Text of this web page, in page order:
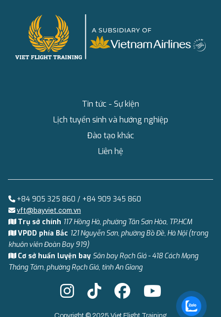
Tin tức - Sự kiện
Lịch tuyển sinh và hướng nghiệp
Đào tạo khác
Liên hệ
+84 905 325 860 / +84 909 345 860
vft@bayviet.com.vn
Trụ sở chính 117 Hồng Hà, phường Tân Sơn Hòa, TP.HCM
VPĐD phía Bắc 121 Nguyễn Sơn, phường Bồ Đề, Hà Nội (trong
khuôn viên Đoàn Bay 919)
Cơ sở huấn luyện bay Sân bay Rạch Giá - 418 Cách Mạng
Tháng Tám, phường Rạch Giá, tỉnh An Giang